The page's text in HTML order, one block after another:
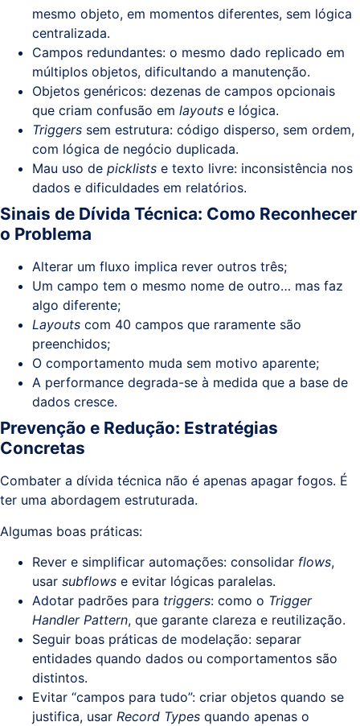
mesmo objeto, em momentos diferentes, sem lógica
centralizada.
Campos redundantes: o mesmo dado replicado em
múltiplos objetos, dificultando a manutenção.
Objetos genéricos: dezenas de campos opcionais
que criam confusão em layouts e lógica.
Triggers sem estrutura: código disperso, sem ordem,
com lógica de negócio duplicada.
Mau uso de picklists e texto livre: inconsistência nos
dados e dificuldades em relatórios.
Sinais de Dívida Técnica: Como Reconhecer
o Problema
Alterar um fluxo implica rever outros três;
Um campo tem o mesmo nome de outro… mas faz
algo diferente;
Layouts com 40 campos que raramente são
preenchidos;
O comportamento muda sem motivo aparente;
A performance degrada-se à medida que a base de
dados cresce.
Prevenção e Redução: Estratégias
Concretas
Combater a dívida técnica não é apenas apagar fogos. É
ter uma abordagem estruturada.
Algumas boas práticas:
Rever e simplificar automações: consolidar flows,
usar subflows e evitar lógicas paralelas.
Adotar padrões para triggers: como o Trigger
Handler Pattern, que garante clareza e reutilização.
Seguir boas práticas de modelação: separar
entidades quando dados ou comportamentos são
distintos.
Evitar “campos para tudo”: criar objetos quando se
justifica, usar Record Types quando apenas o